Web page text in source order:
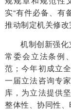
实“有件必备、有
推动制定机关修改
机制创新强
常委会立法条例
范；今年初成立
一届立法咨询专
库，为立法提供
整体性、协同性、